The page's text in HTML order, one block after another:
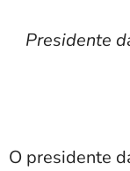
Presidente
O presidente